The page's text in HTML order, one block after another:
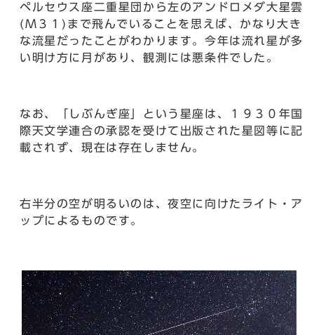
ペルセウス座二重星団から左のアンドロメダ大星雲
(Ｍ３１)まで飛んでいることを思えば、かなり大き
な流星だったことがわかります。今年は流れ星が多
い明け方に月があり、観測には悪条件でした。
なお、「しぶんぎ座」という星座は、１９３０年国
際天文学連合の承認を受けて出版された星図等に記
載されず、現在は存在しません。
右半分の空が明るいのは、夜空に向けたライト・ア
ップによるものです。